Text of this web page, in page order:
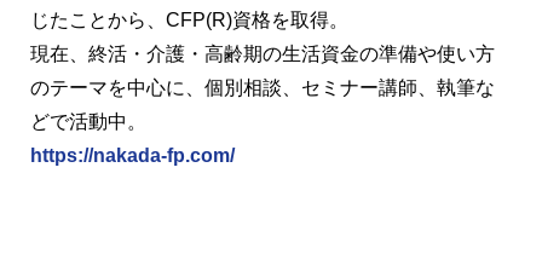
じたことから、CFP(R)資格を取得。
現在、終活・介護・高齢期の生活資金の準備や使い方
のテーマを中心に、個別相談、セミナー講師、執筆な
どで活動中。
https://nakada-fp.com/